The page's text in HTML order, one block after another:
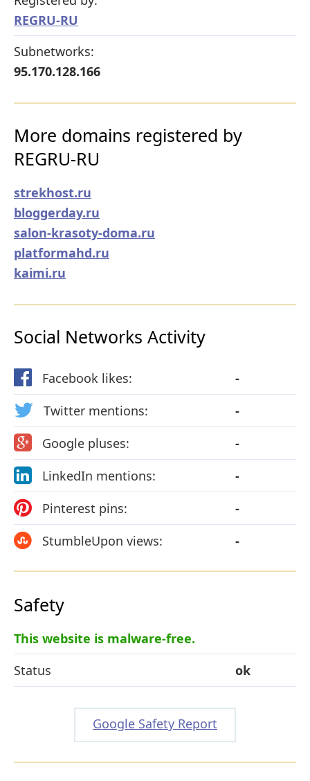
REGRU-RU
Subnetworks:
95.170.128.166
More domains registered by
REGRU-RU
strekhost.ru
bloggerday.ru
salon-krasoty-doma.ru
platformahd.ru
kaimi.ru
Social Networks Activity
Facebook likes:
-
Twitter mentions:
-
Google pluses:
-
LinkedIn mentions:
-
Pinterest pins:
-
StumbleUpon views:
-
Safety
This website is malware-free.
Status
ok
Google Safety Report